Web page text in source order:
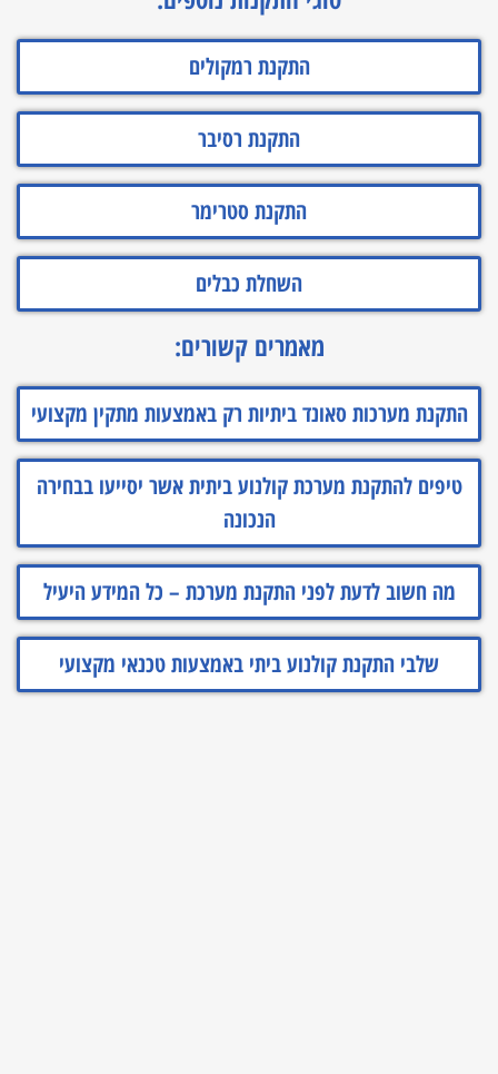
התקנת רמקולים
התקנת רסיבר
התקנת סטרימר
השחלת כבלים
מאמרים קשורים:
התקנת מערכות סאונד ביתיות רק באמצעות מתקין מקצועי
טיפים להתקנת מערכת קולנוע ביתית אשר יסייעו בבחירה
הנכונה
מה חשוב לדעת לפני התקנת מערכת – כל המידע היעיל
שלבי התקנת קולנוע ביתי באמצעות טכנאי מקצועי